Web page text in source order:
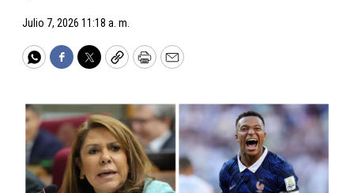
Julio 7, 2026 11:18 a. m.
WhatsApp
Facebook
TwitterCopyPrintEmail